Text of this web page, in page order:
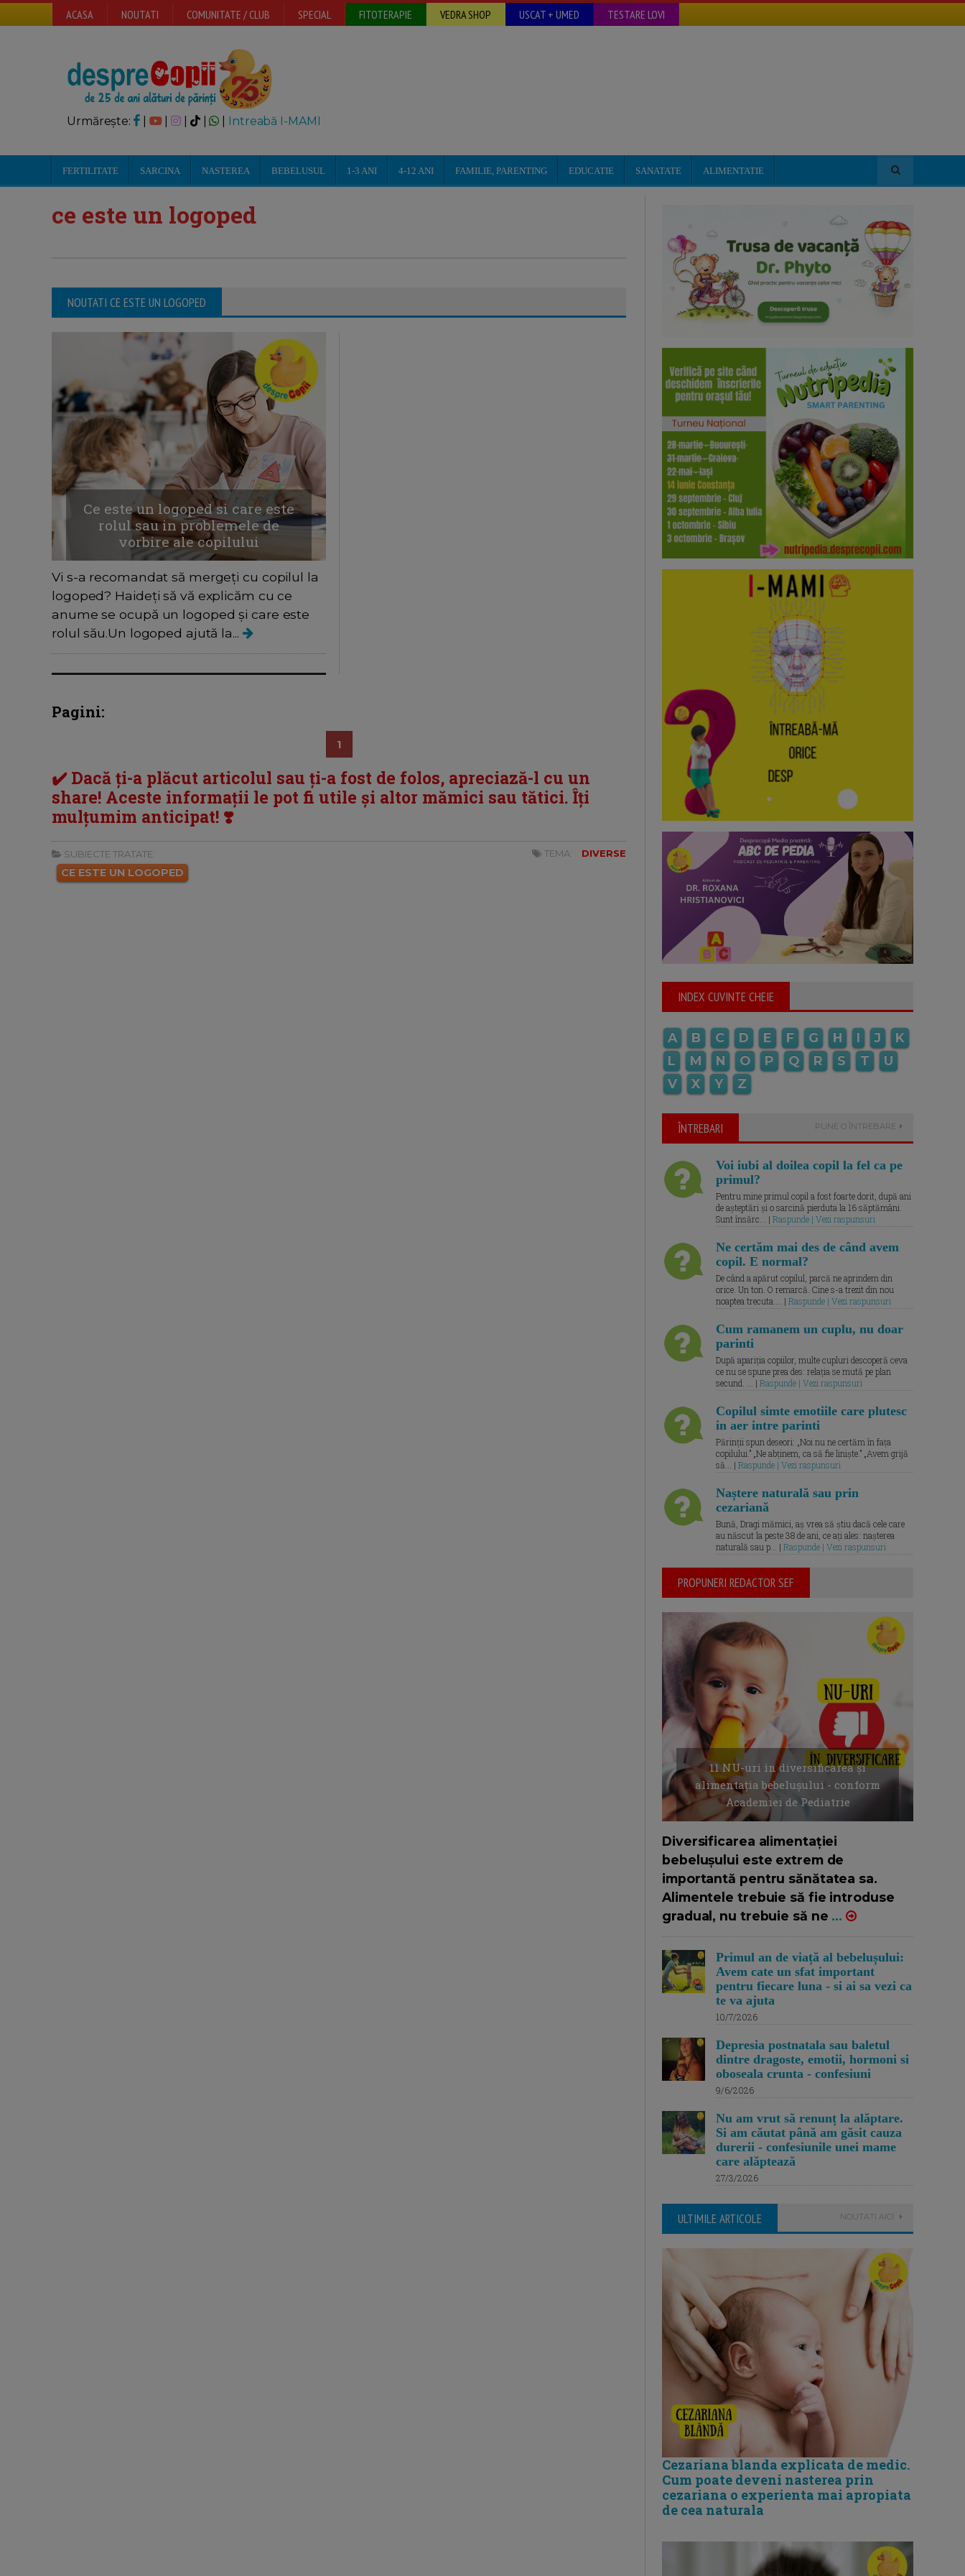
ACASA NOUTATI COMUNITATE / CLUB SPECIAL FITOTERAPIE VEDRA SHOP USCAT + UMED TESTARE LOVI
Urmărește: | | Intreabă I-MAMI
FERTILITATE SARCINA NASTEREA BEBELUSUL 1-3 ANI 4-12 ANI FAMILIE, PARENTING EDUCATIE SANATATE ALIMENTATIE
ce este un logoped
NOUTATI CE ESTE UN LOGOPED
Ce este un logoped si care este
rolul sau in problemele de
vorbire ale copilului
Vi s-a recomandat să mergeți cu copilul la
logoped? Haideți să vă explicăm cu ce
anume se ocupă un logoped și care este
rolul său.Un logoped ajută la...
Pagini:
1
✔️ Dacă ți-a plăcut articolul sau ți-a fost de folos, apreciază-l cu un
share! Aceste informații le pot fi utile și altor mămici sau tătici. Îți
mulțumim anticipat! ❣️
SUBIECTE TRATATE:
CE ESTE UN LOGOPED
TEMA: DIVERSE
INDEX CUVINTE CHEIE
A B C D E F G H I J
K
L
M N O P Q R S T
U
V
X Y Z
ÎNTREBARI PUNE O ÎNTREBARE
Voi iubi al doilea copil la fel ca pe
primul?
Pentru mine primul copil a fost foarte dorit, după ani
de așteptări și o sarcină pierduta la 16 săptămâni.
Sunt însărc... | Raspunde | Vezi raspunsuri
Ne certăm mai des de când avem
copil. E normal?
De când a apărut copilul, parcă ne aprindem din
orice. Un ton. O remarcă. Cine s-a trezit din nou
noaptea trecuta.... | Raspunde | Vezi raspunsuri
Cum ramanem un cuplu, nu doar
parinti
După apariția copiilor, multe cupluri descoperă ceva
ce nu se spune prea des: relația se mută pe plan
secund. ... | Raspunde | Vezi raspunsuri
Copilul simte emotiile care plutesc
in aer intre parinti
Părinții spun deseori: „Noi nu ne certăm în fața
copilului.” „Ne abținem, ca să fie liniște.” „Avem grijă
să... | Raspunde | Vezi raspunsuri
Naștere naturală sau prin
cezariană
Bună, Dragi mămici, aș vrea să știu dacă cele care
au născut la peste 38 de ani, ce ați ales: nașterea
naturală sau p... | Raspunde | Vezi raspunsuri
PROPUNERI REDACTOR SEF
11 NU-uri in diversificarea și
alimentația bebelușului - conform
Academiei de Pediatrie
Diversificarea alimentației
bebelușului este extrem de
importantă pentru sănătatea sa.
Alimentele trebuie să fie introduse
gradual, nu trebuie să ne ...
Primul an de viață al bebelușului:
Avem cate un sfat important
pentru fiecare luna - si ai sa vezi ca
te va ajuta
10/7/2026
Depresia postnatala sau baletul
dintre dragoste, emotii, hormoni si
oboseala crunta - confesiuni
9/6/2026
Nu am vrut să renunț la alăptare.
Si am căutat până am găsit cauza
durerii - confesiunile unei mame
care alăptează
27/3/2026
ULTIMILE ARTICOLE NOUTATI AICI
Cezariana blanda explicata de medic.
Cum poate deveni nasterea prin
cezariana o experienta mai apropiata
de cea naturala